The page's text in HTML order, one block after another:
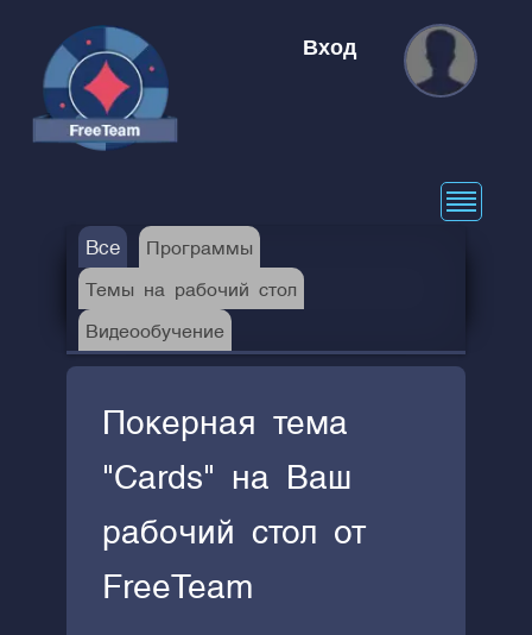
Вход
Все Программы
Темы на рабочий стол
Видеообучение
Покерная тема
"Cards" на Ваш
рабочий стол от
FreeTeam